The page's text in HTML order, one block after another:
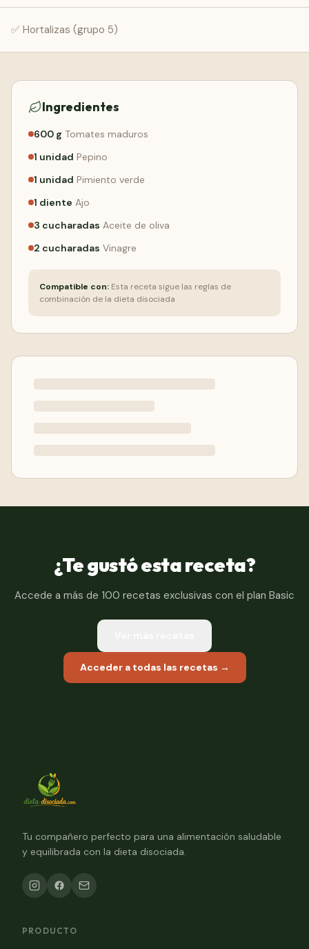
✅ Hortalizas (grupo 5)
Ingredientes
600 g Tomates maduros
1 unidad Pepino
1 unidad Pimiento verde
1 diente Ajo
3 cucharadas Aceite de oliva
2 cucharadas Vinagre
Compatible con: Esta receta sigue las reglas de
combinación de la dieta disociada
¿Te gustó esta receta?
Accede a más de 100 recetas exclusivas con el plan Basic
Acceder a todas las recetas →
Tu compañero perfecto para una alimentación saludable
y equilibrada con la dieta disociada.
PRODUCTO